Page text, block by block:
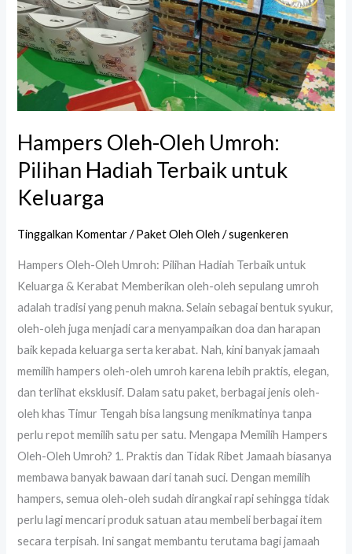
Hampers Oleh-Oleh Umroh:
Pilihan Hadiah Terbaik untuk
Keluarga
Tinggalkan Komentar /Paket Oleh Oleh /sugenkeren
Hampers Oleh-Oleh Umroh: Pilihan Hadiah Terbaik untuk
Keluarga & Kerabat Memberikan oleh-oleh sepulang umroh
adalah tradisi yang penuh makna. Selain sebagai bentuk syukur,
oleh-oleh juga menjadi cara menyampaikan doa dan harapan
baik kepada keluarga serta kerabat. Nah, kini banyak jamaah
memilih hampers oleh-oleh umroh karena lebih praktis, elegan,
dan terlihat eksklusif. Dalam satu paket, berbagai jenis oleh-
oleh khas Timur Tengah bisa langsung menikmatinya tanpa
perlu repot memilih satu per satu. Mengapa Memilih Hampers
Oleh-Oleh Umroh? 1. Praktis dan Tidak Ribet Jamaah biasanya
membawa banyak bawaan dari tanah suci. Dengan memilih
hampers, semua oleh-oleh sudah dirangkai rapi sehingga tidak
perlu lagi mencari produk satuan atau membeli berbagai item
secara terpisah. Ini sangat membantu terutama bagi jamaah
Terbaik
untuk
Keluarga